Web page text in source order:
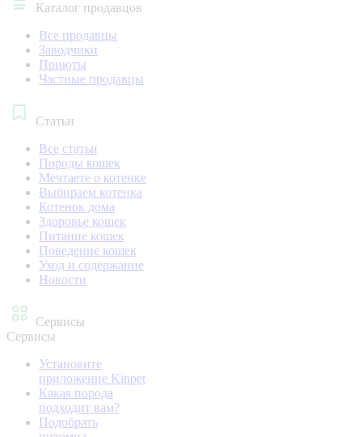
Каталог продавцов
Все продавцы
Заводчики
Приюты
Частные продавцы
Статьи
Все статьи
Породы кошек
Мечтаете о котенке
Выбираем котенка
Котенок дома
Здоровье кошек
Питание кошек
Поведение кошек
Уход и содержание
Новости
Сервисы
Сервисы
Установите
приложение Kinpet
Какая порода
подходит вам?
Подобрать